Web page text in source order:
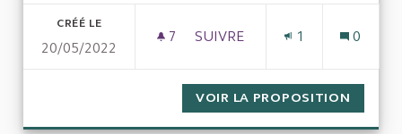
CRÉÉ LE
20/05/2022
7 7 ABONNÉS
SUIVRE
1 0
VOIR LA PROPOSITION